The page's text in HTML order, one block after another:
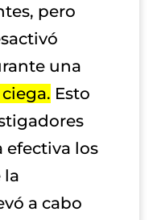
pero
una
Esto
efectiva los
la
a cabo